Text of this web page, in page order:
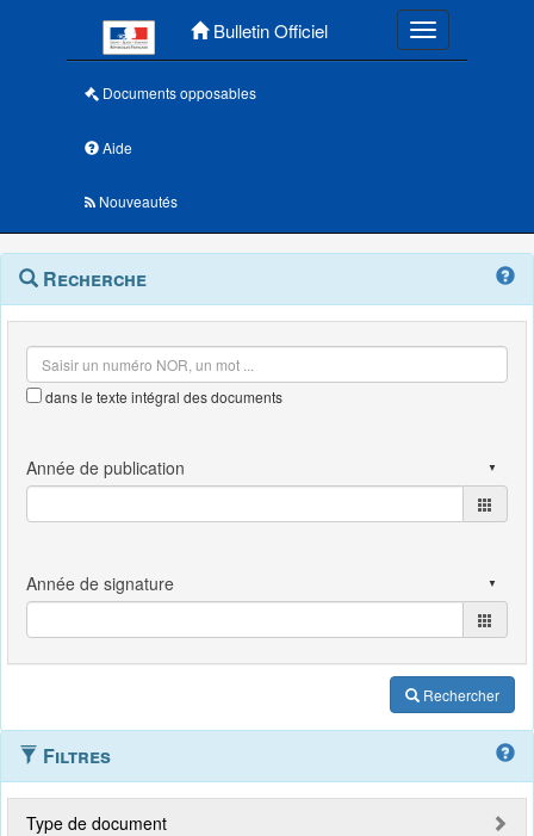
Bulletin Officiel Toggle
Documents opposables
Aide
Nouveautés
Navigation
outils
Menu
contextuel
Recherche
dans le texte intégral des documents
Rechercher
Filtres
Type de document